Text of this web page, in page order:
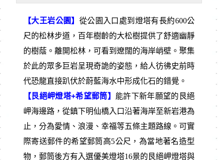
【大王岩公園】 從公園入口處到燈塔有長約600公
尺的松林步道，百年樹齡的大松樹提供了舒適幽靜
的樹蔭。離開松林，可看到遼闊的海岸峭壁。聚集
於此的眾多巨岩呈現奇詭的姿態，給人彷彿史前時
代恐龍直接趴伏於蔚藍海水中形成化石的錯覺。
【艮絕岬燈塔+希望郵筒】 能許下新年願望的艮絕
岬海邊路，從鎮下明仙橋入口沿著海岸至新岩港為
止，分為愛情、浪漫、幸福等五條主題路線。可實
際寄送郵件的希望郵筒高5公尺，為當地著名造型
物，郵筒後方有入選優美燈塔16景的艮絕岬燈塔與